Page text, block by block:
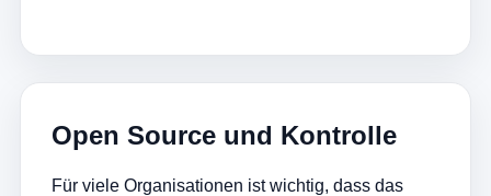
Open Source und Kontrolle
Für viele Organisationen ist wichtig, dass das